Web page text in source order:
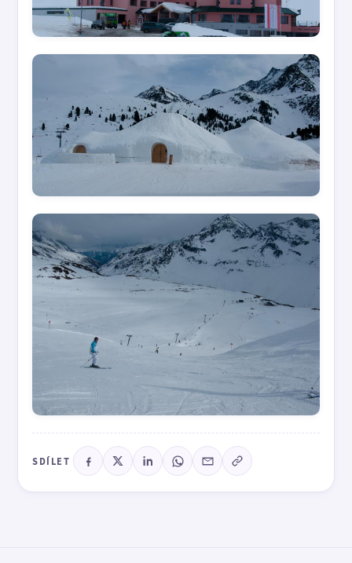
SDÍLET